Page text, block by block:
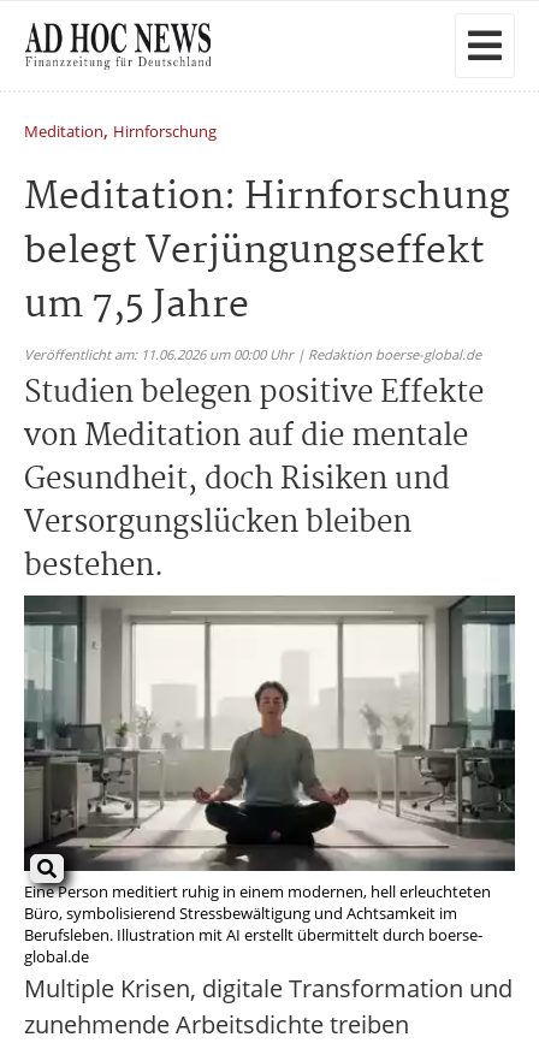
Meditation, Hirnforschung
Meditation: Hirnforschung
belegt Verjüngungseffekt
um 7,5 Jahre
Veröffentlicht am: 11.06.2026 um 00:00 Uhr | Redaktion boerse-global.de
Studien belegen positive Effekte
von Meditation auf die mentale
Gesundheit, doch Risiken und
Versorgungslücken bleiben
bestehen.
Eine Person meditiert ruhig in einem modernen, hell erleuchteten
Büro, symbolisierend Stressbewältigung und Achtsamkeit im
Berufsleben. Illustration mit AI erstellt übermittelt durch boerse-
global.de
Multiple Krisen, digitale Transformation und
zunehmende Arbeitsdichte treiben